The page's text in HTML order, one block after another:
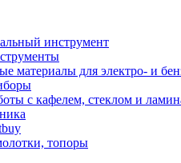
инструмент
материалы для электро- и
с кафелем, стеклом и
топоры